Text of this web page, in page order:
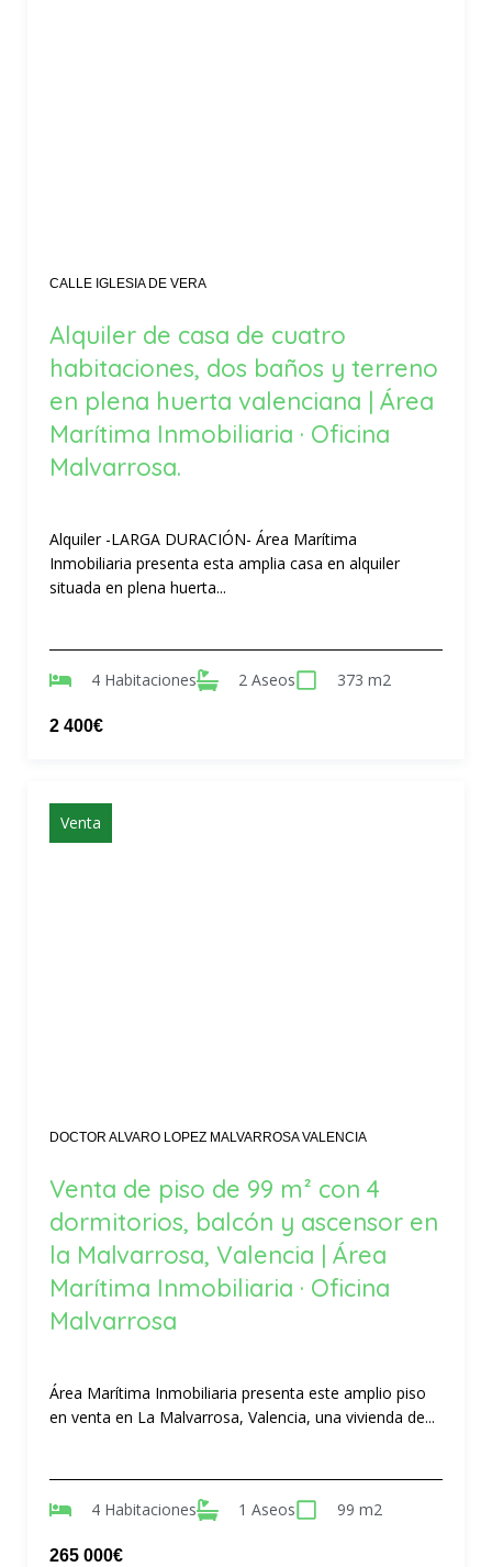
CALLE IGLESIA DE VERA
Alquiler de casa de cuatro
habitaciones, dos baños y terreno
en plena huerta valenciana | Área
Marítima Inmobiliaria · Oficina
Malvarrosa.
Alquiler -LARGA DURACIÓN- Área Marítima
Inmobiliaria presenta esta amplia casa en alquiler
situada en plena huerta...
4 Habitaciones 2 Aseos 373 m2
2 400€
Venta
DOCTOR ALVARO LOPEZ MALVARROSA VALENCIA
Venta de piso de 99 m² con 4
dormitorios, balcón y ascensor en
la Malvarrosa, Valencia | Área
Marítima Inmobiliaria · Oficina
Malvarrosa
Área Marítima Inmobiliaria presenta este amplio piso
en venta en La Malvarrosa, Valencia, una vivienda de...
4 Habitaciones 1 Aseos 99 m2
265 000€